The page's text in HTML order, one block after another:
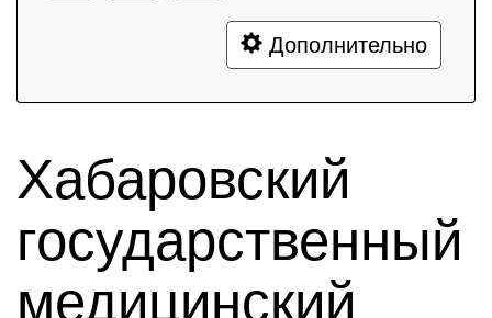
Дополнительно
Хабаровский
государственный
медицинский